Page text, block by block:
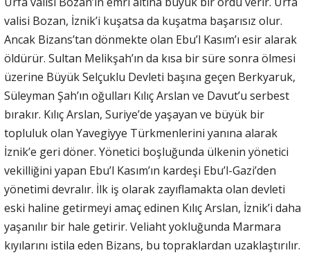
valisi Bozan, İznik’i kuşatsa da kuşatma başarısız olur.
Ancak Bizans’tan dönmekte olan Ebu’l Kasım’ı esir alarak
öldürür. Sultan Melikşah’ın da kısa bir süre sonra ölmesi
üzerine Büyük Selçuklu Devleti başına geçen Berkyaruk,
Süleyman Şah’ın oğulları Kılıç Arslan ve Davut’u serbest
bırakır. Kılıç Arslan, Suriye’de yaşayan ve büyük bir
topluluk olan Yavegiyye Türkmenlerini yanına alarak
İznik’e geri döner. Yönetici boşluğunda ülkenin yönetici
vekilliğini yapan Ebu’l Kasım’ın kardeşi Ebu’l-Gazi’den
yönetimi devralır. İlk iş olarak zayıflamakta olan devleti
eski haline getirmeyi amaç edinen Kılıç Arslan, İznik’i daha
yaşanılır bir hale getirir. Veliaht yokluğunda Marmara
kıyılarını istila eden Bizans, bu topraklardan uzaklaştırılır.